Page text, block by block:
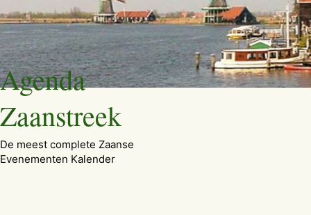
Ga
naar
de
inhoud
Agenda
Zaanstreek
De meest complete Zaanse
Evenementen Kalender